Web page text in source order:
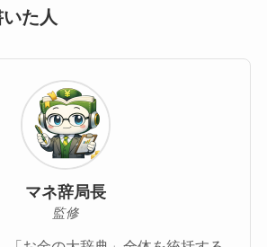
た人
マネ辞局長
監修